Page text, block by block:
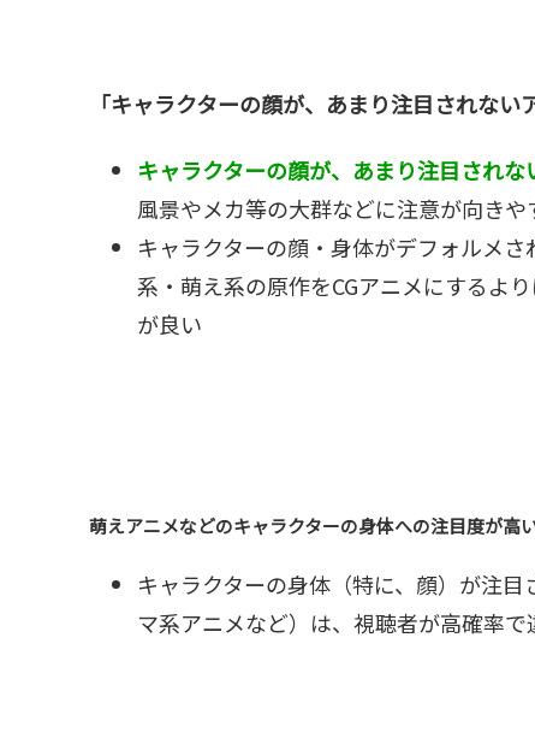
「キャラクターの顔が、あまり注目されな
キャラクターの顔が、あまり注目されな
風景やメカ等の大群などに注意が向き
キャラクターの顔・身体がデフォルメ
系・萌え系の原作をCGアニメにするよ
が良い
萌えアニメなどのキャラクターの身体への注目度が高
キャラクターの身体（特に、顔）が注
マ系アニメなど）は、 視聴者が高確率